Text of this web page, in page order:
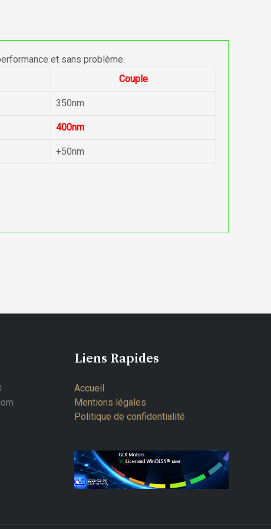
et sans problème.
Couple
350nm
400nm
+50nm
Liens Rapides
Accueil
Mentions légales
Politique de confidentialité